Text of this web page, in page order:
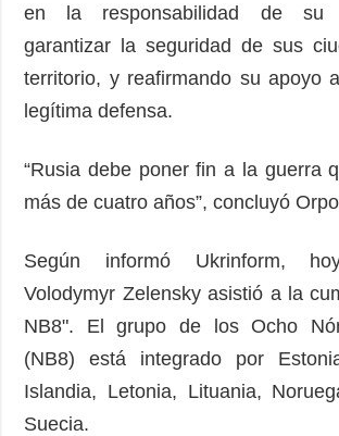
en la responsabilidad de su
garantizar la seguridad de sus
territorio, y reafirmando su apoyo
legítima defensa.
“Rusia debe poner fin a la guerra
más de cuatro años”, concluyó
Según informó Ukrinform,
Volodymyr Zelensky asistió a la
NB8". El grupo de los Ocho
(NB8) está integrado por
Islandia, Letonia, Lituania,
Suecia.